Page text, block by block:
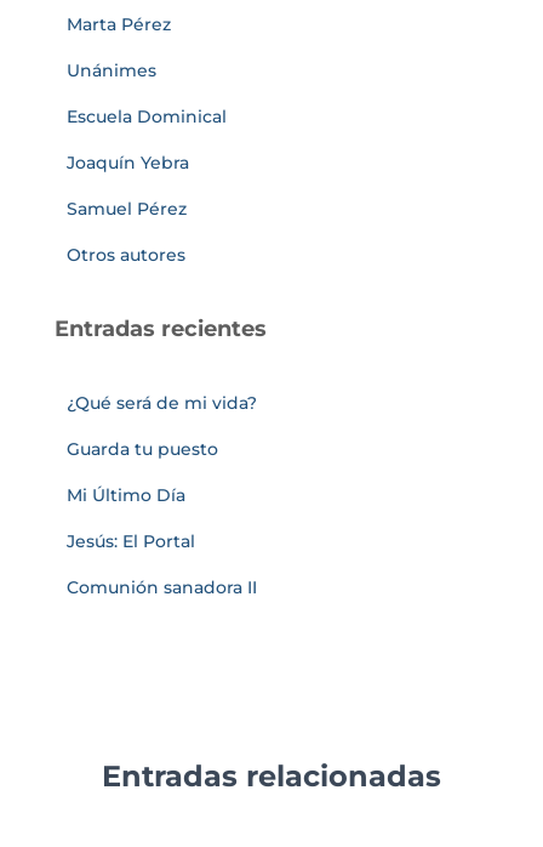
Marta Pérez
Unánimes
Escuela Dominical
Joaquín Yebra
Samuel Pérez
Otros autores
Entradas recientes
¿Qué será de mi vida?
Guarda tu puesto
Mi Último Día
Jesús: El Portal
Comunión sanadora II
Entradas relacionadas